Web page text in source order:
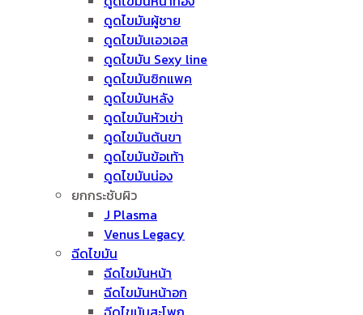
ดูดไขมันผู้ชาย
ดูดไขมันเอวเอส
ดูดไขมัน Sexy line
ดูดไขมันซิกแพค
ดูดไขมันหลัง
ดูดไขมันหัวเข่า
ดูดไขมันต้นขา
ดูดไขมันข้อเท้า
ดูดไขมันน่อง
ยกกระชับผิว
J Plasma
Venus Legacy
ฉีดไขมัน
ฉีดไขมันหน้า
ฉีดไขมันหน้าอก